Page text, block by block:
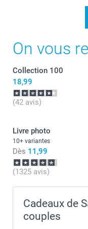
positif pour
Je suis ravie
prendra...
Passez une
Cordialement,
On vous
Collection 100
18,99
(42 avis)
Livre photo
10+ variantes
Dès 11,99
(1325 avis)
Cadeaux de
couples